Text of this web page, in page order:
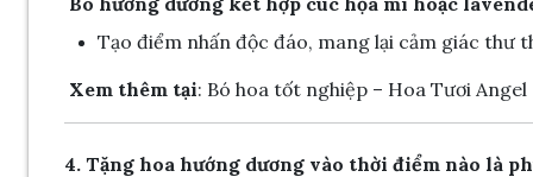
Tạo điểm nhấn độc đáo, mang lại cảm giác thư
Xem thêm tại: Bó hoa tốt nghiệp – Hoa Tươi Angel
4. Tặng hoa hướng dương vào thời điểm nào là